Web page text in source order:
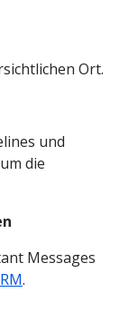
Ort.
und
die
Messages
.